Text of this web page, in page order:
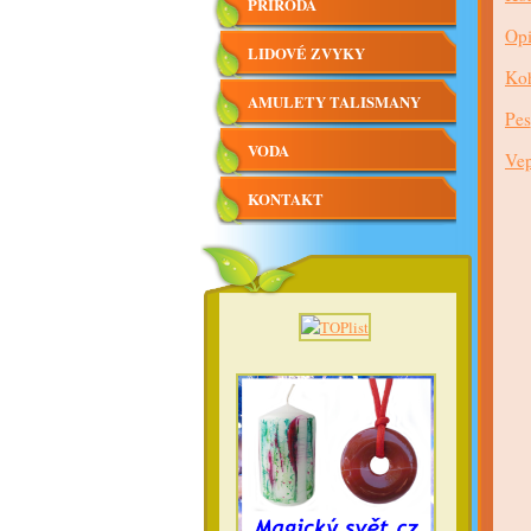
Pes
PŘÍRODA
LIDOVÉ ZVYKY
AMULETY TALISMANY
VODA
KONTAKT